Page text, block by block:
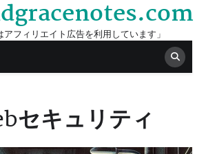
アフィリエイト広告を利用しています」
セキュリティ